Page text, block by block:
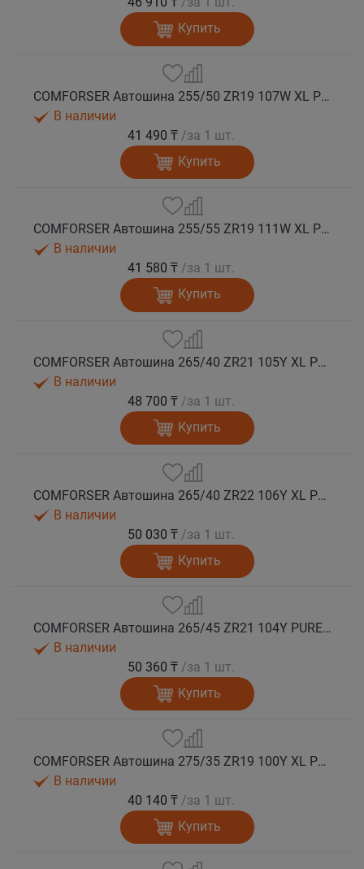
Купить
COMFORSER Автошина 255/50 ZR19 107W XL PURESPEED лето
В наличии
41 490 ₸ /за 1 шт.
Купить
COMFORSER Автошина 255/55 ZR19 111W XL PURESPEED лето
В наличии
41 580 ₸ /за 1 шт.
Купить
COMFORSER Автошина 265/40 ZR21 105Y XL PURESPEED лето
В наличии
48 700 ₸ /за 1 шт.
Купить
COMFORSER Автошина 265/40 ZR22 106Y XL PURESPEED лето
В наличии
50 030 ₸ /за 1 шт.
Купить
COMFORSER Автошина 265/45 ZR21 104Y PURESPEED лето
В наличии
50 360 ₸ /за 1 шт.
Купить
COMFORSER Автошина 275/35 ZR19 100Y XL PURESPEED лето
В наличии
40 140 ₸ /за 1 шт.
Купить